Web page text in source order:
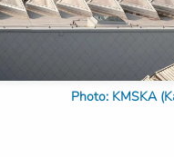
Photo: KMSKA